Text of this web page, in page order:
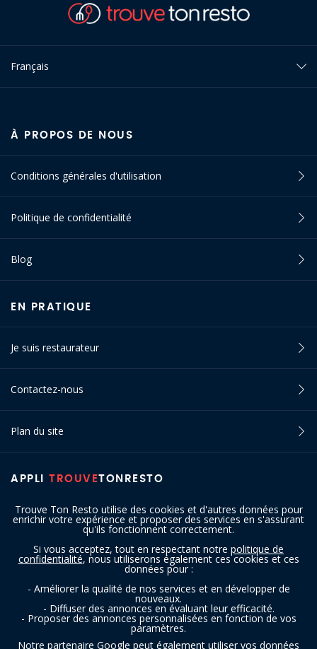
Trouve Ton Resto utilise des cookies et d'autres données pour
enrichir votre expérience et proposer des services en s'assurant
qu'ils fonctionnent correctement.
Si vous acceptez, tout en respectant notre politique de
confidentialité, nous utiliserons également ces cookies et ces
données pour :
- Améliorer la qualité de nos services et en développer de
nouveaux.
- Diffuser des annonces en évaluant leur efficacité.
- Proposer des annonces personnalisées en fonction de vos
paramètres.
Notre partenaire Google peut également utiliser vos données
Français
APPLI TROUVETONRESTO
À PROPOS DE NOUS
Conditions générales d'utilisation
Politique de confidentialité
Blog
EN PRATIQUE
Je suis restaurateur
Contactez-nous
Plan du site
SUIVEZ-NOUS